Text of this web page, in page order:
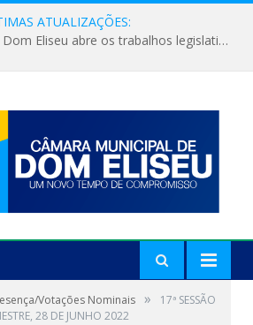
ATUALIZAÇÕES:
Câmara Municipal de Dom Eliseu abre os trabalhos legislativos do segundo semestre
Votações Nominais »
17ª SESSÃO
28 DE JUNHO 2022